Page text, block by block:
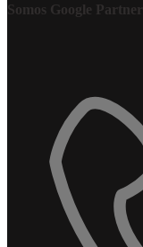
Somos Google Partner